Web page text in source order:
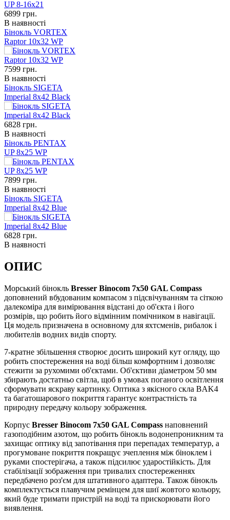
6899 грн.
В наявності
Бінокль VORTEX
Raptor 10x32 WP
7599 грн.
В наявності
Бінокль SIGETA
Imperial 8x42 Black
6828 грн.
В наявності
Бінокль PENTAX
UP 8x25 WP
7899 грн.
В наявності
Бінокль SIGETA
Imperial 8x42 Blue
6828 грн.
В наявності
ОПИС
Морський бінокль Bresser Binocom 7x50 GAL Compass
доповнений вбудованим компасом з підсвічуванням та сіткою
далекоміра для вимірювання відстані до об'єкта і його
розмірів, що робить його відмінним помічником в навігації.
Ця модель призначена в основному для яхтсменів, рибалок і
любителів водних видів спорту.
7-кратне збільшення створює досить широкий кут огляду, що
робить спостереження на воді більш комфортним і дозволяє
стежити за рухомими об'єктами. Об'єктиви діаметром 50 мм
збирають достатньо світла, щоб в умовах поганого освітлення
сформувати яскраву картинку. Оптика з якісного скла BAK4
та багатошарового покриття гарантує контрастність та
природну передачу кольору зображення.
Корпус Bresser Binocom 7x50 GAL Compass наповнений
газоподібним азотом, що робить бінокль водонепроникним та
захищає оптику від запотівання при перепадах температур, а
прогумоване покриття покращує зчеплення між біноклем і
руками спостерігача, а також підсилює ударостійкість. Для
стабілізації зображення при тривалих спостереженнях
передбачено роз'єм для штативного адаптера. Також бінокль
комплектується плавучим ремінцем для шиї жовтого кольору,
який буде тримати пристрій на воді та прискорювати його
виявлення.